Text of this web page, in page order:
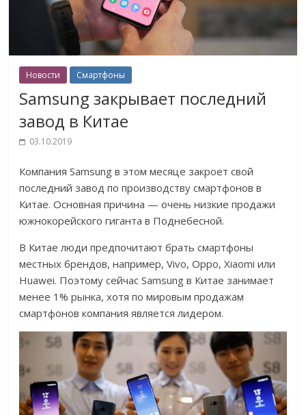
Новости Смартфоны
Samsung закрывает последний
завод в Китае
03.10.2019
Компания Samsung в этом месяце закроет свой
последний завод по производству смартфонов в
Китае. Основная причина — очень низкие продажи
южнокорейского гиганта в Поднебесной.
В Китае люди предпочитают брать смартфоны
местных брендов, например, Vivo, Oppo, Xiaomi или
Huawei. Поэтому сейчас Samsung в Китае занимает
менее 1% рынка, хотя по мировым продажам
смартфонов компания является лидером.